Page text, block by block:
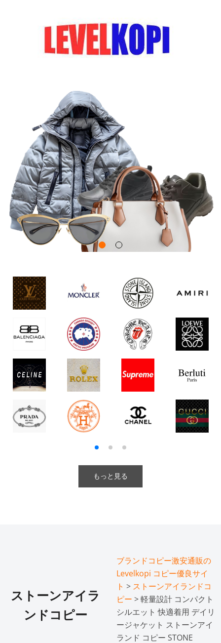
もっと見る
ストーンアイラ
ンドコピー
ブランドコピー激安通販の
Levelkopi コピー優良サイ
ト > ストーンアイランドコ
ピー > 軽量設計 コンパクト
シルエット 快適着用 デイリ
ージャケット ストーンアイ
ランド コピー STONE